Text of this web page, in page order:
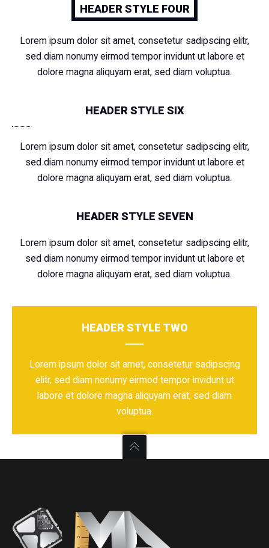
HEADER STYLE FOUR
Lorem ipsum dolor sit amet, consetetur sadipscing elitr,
sed diam nonumy eirmod tempor invidunt ut labore et
dolore magna aliquyam erat, sed diam voluptua.
HEADER STYLE SIX
Lorem ipsum dolor sit amet, consetetur sadipscing elitr,
sed diam nonumy eirmod tempor invidunt ut labore et
dolore magna aliquyam erat, sed diam voluptua.
HEADER STYLE SEVEN
Lorem ipsum dolor sit amet, consetetur sadipscing elitr,
sed diam nonumy eirmod tempor invidunt ut labore et
dolore magna aliquyam erat, sed diam voluptua.
HEADER STYLE TWO
Lorem ipsum dolor sit amet, consetetur sadipscing
elitr, sed diam nonumy eirmod tempor invidunt ut
labore et dolore magna aliquyam erat, sed diam
voluptua.